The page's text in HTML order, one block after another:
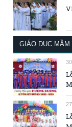
GIÁO DỤC MẦM